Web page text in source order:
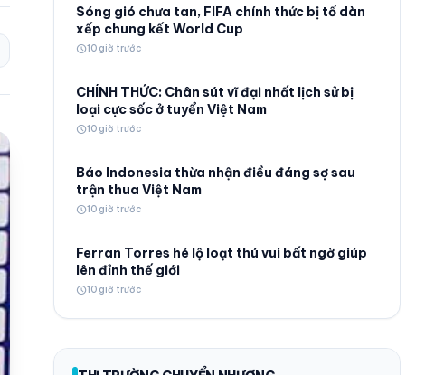
Sóng gió chưa tan, FIFA chính thức bị tố dàn
xếp chung kết World Cup
schedule10 giờ trước
CHÍNH THỨC: Chân sút vĩ đại nhất lịch sử bị
loại cực sốc ở tuyển Việt Nam
schedule10 giờ trước
Báo Indonesia thừa nhận điều đáng sợ sau
trận thua Việt Nam
schedule10 giờ trước
Ferran Torres hé lộ loạt thú vui bất ngờ giúp
lên đỉnh thế giới
schedule10 giờ trước